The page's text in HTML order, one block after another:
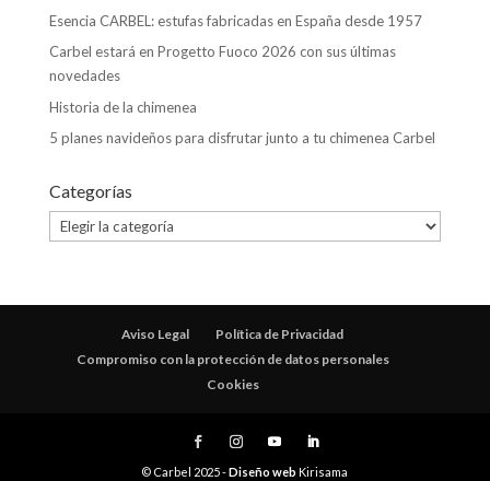
Esencia CARBEL: estufas fabricadas en España desde 1957
Carbel estará en Progetto Fuoco 2026 con sus últimas
novedades
Historia de la chimenea
5 planes navideños para disfrutar junto a tu chimenea Carbel
Categorías
Categorías
Aviso Legal
Política de Privacidad
Compromiso con la protección de datos personales
Cookies
© Carbel 2025 -Diseño web Kirisama